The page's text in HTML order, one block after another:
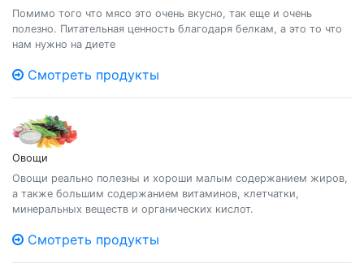
Помимо того что мясо это очень вкусно, так еще и очень
полезно. Питательная ценность благодаря белкам, а это то что
нам нужно на диете
Смотреть продукты
Овощи
Овощи реально полезны и хороши малым содержанием жиров,
а также большим содержанием витаминов, клетчатки,
минеральных веществ и органических кислот.
Смотреть продукты